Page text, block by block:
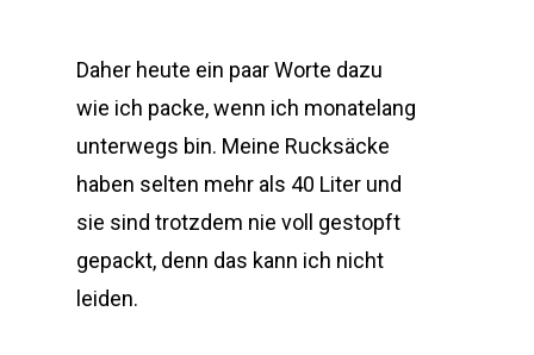
Daher heute ein paar Worte dazu
wie ich packe, wenn ich monatelang
unterwegs bin. Meine Rucksäcke
haben selten mehr als 40 Liter und
sie sind trotzdem nie voll gestopft
gepackt, denn das kann ich nicht
leiden.